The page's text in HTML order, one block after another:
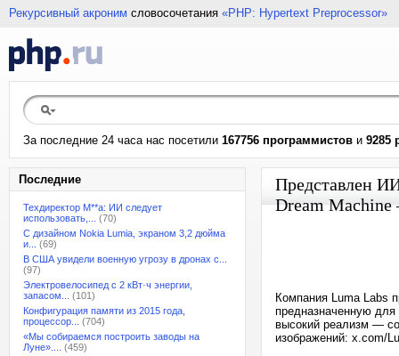
Рекурсивный акроним словосочетания «PHP: Hypertext Preprocessor»
За последние 24 часа нас посетили 167756 программистов и 9285
Последние
Техдиректор M**a: ИИ следует
использовать,...
(70)
С дизайном Nokia Lumia, экраном 3,2 дюйма
и...
(69)
В США увидели военную угрозу в дронах с...
(97)
Электровелосипед с 2 кВт·ч энергии,
запасом...
(101)
Конфигурация памяти из 2015 года,
процессор...
(704)
«Мы собираемся построить заводы на
Луне»....
(459)
Представлен
Dream Machine
Компания Luma Labs
предназначенную
высокий реализм —
изображений: x.com/